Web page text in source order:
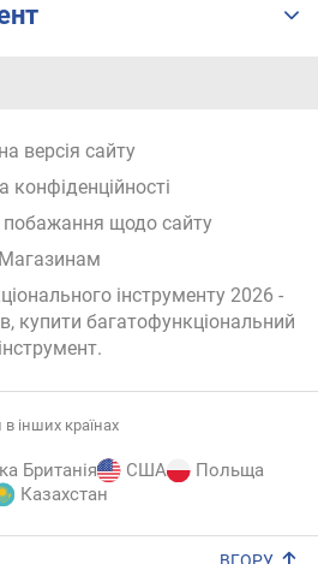
версія сайту
конфіденційності
щодо сайту
Магазинам
інструменту 2026 -
купити багатофункціональний
інструмент.
інших країнах
Британія США
Польща
Казахстан